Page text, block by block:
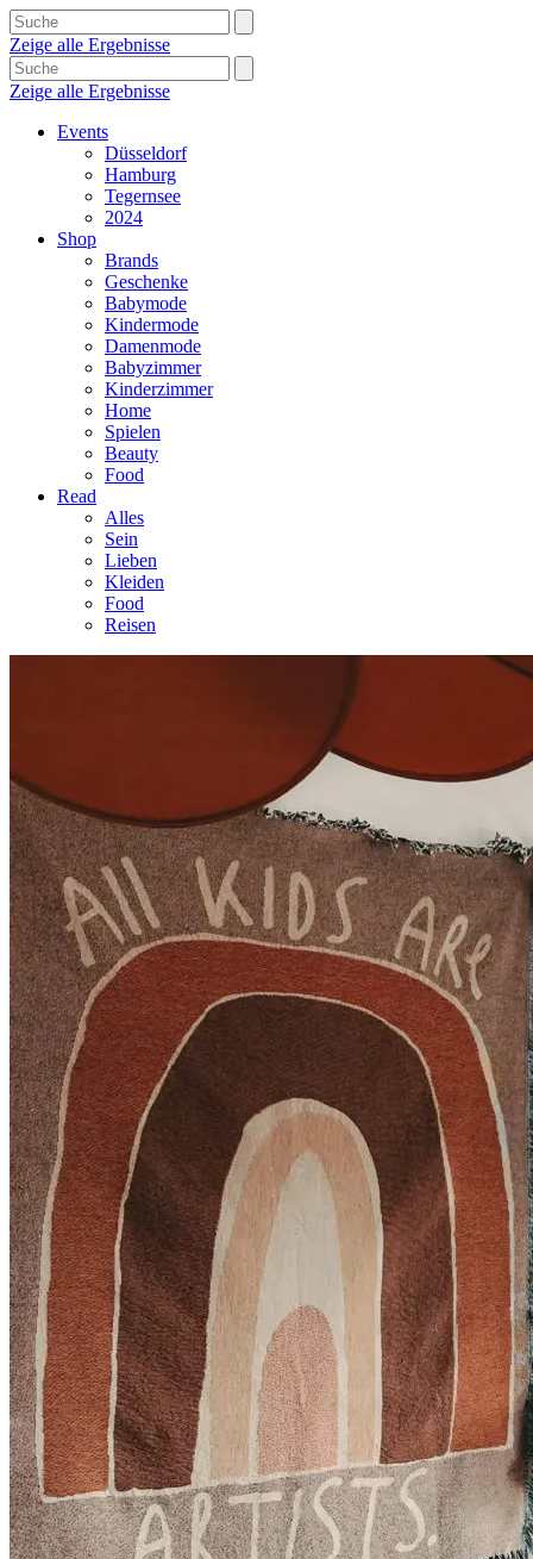
Zeige alle Ergebnisse
Zeige alle Ergebnisse
Events
Düsseldorf
Hamburg
Tegernsee
2024
Shop
Brands
Geschenke
Babymode
Kindermode
Damenmode
Babyzimmer
Kinderzimmer
Home
Spielen
Beauty
Food
Read
Alles
Sein
Lieben
Kleiden
Food
Reisen